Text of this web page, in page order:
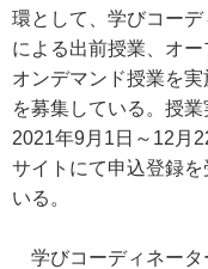
環として、学びコーデ
による出前授業、オー
オンデマンド授業を
を募集している。授
2021年9月1日～12月
サイトにて申込登録を
いる。
学びコーディネータ